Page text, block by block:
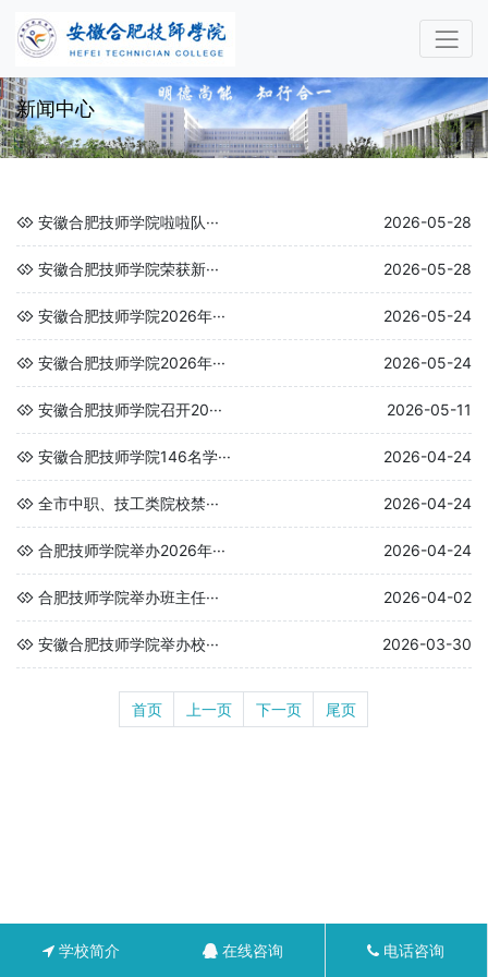
新闻中心
安徽合肥技师学院啦啦队··· 2026-05-28
安徽合肥技师学院荣获新··· 2026-05-28
安徽合肥技师学院2026年··· 2026-05-24
安徽合肥技师学院2026年··· 2026-05-24
安徽合肥技师学院召开20··· 2026-05-11
安徽合肥技师学院146名学··· 2026-04-24
全市中职、技工类院校禁··· 2026-04-24
合肥技师学院举办2026年··· 2026-04-24
合肥技师学院举办班主任··· 2026-04-02
安徽合肥技师学院举办校··· 2026-03-30
首页 上一页 下一页 尾页
学校简介 在线咨询 电话咨询